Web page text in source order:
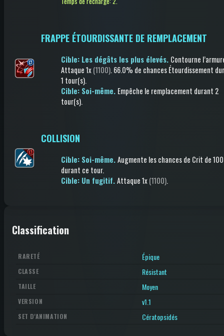
FRAPPE ÉTOURDISSANTE DE REMPLACEMENT
Cible: Les dégâts les plus élevés. Contourne
Attaque1x(1100).66.0% de chancesÉtourdissement
1 tour(s).
Cible: Soi-même. Empêche le remplacement durant 2
tour(s).
COLLISION
Cible: Soi-même.Augmente les chances de Crit de
durant ce tour.
Cible: Un fugitif.Attaque1x(1100).
Classification
RARETÉ Épique
CLASSE Résistant
TAILLE Moyen
VERSION v1.1
SET D'ANIMATION Cératopsidés